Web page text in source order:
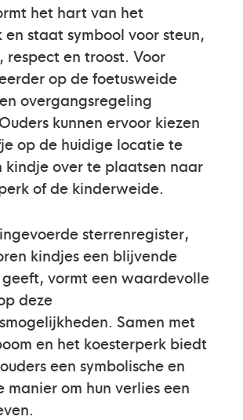
het hart van het
en staat symbool voor steun,
respect en troost. Voor
op de foetusweide
overgangsregeling
kunnen ervoor kiezen
op de huidige locatie te
kindje over te plaatsen naar
of de kinderweide.
sterrenregister,
kindjes een blijvende
vormt een waardevolle
deze
Samen met
en het koesterperk biedt
een symbolische en
manier om hun verlies een